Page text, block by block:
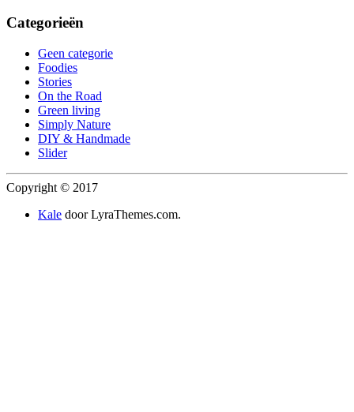
Categorieën
Geen categorie
Foodies
Stories
On the Road
Green living
Simply Nature
DIY & Handmade
Slider
Copyright © 2017
Kale door LyraThemes.com.